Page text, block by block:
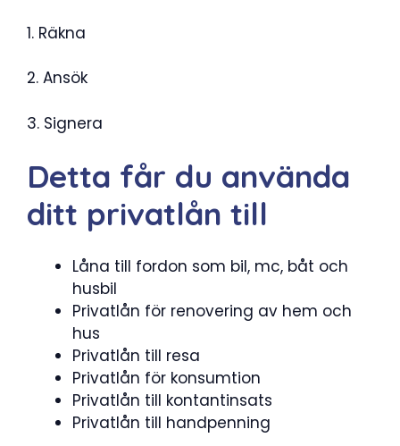
1. Räkna
2. Ansök
3. Signera
Detta får du använda
ditt privatlån till
Låna till fordon som bil, mc, båt och
husbil
Privatlån för renovering av hem och
hus
Privatlån till resa
Privatlån för konsumtion
Privatlån till kontantinsats
Privatlån till handpenning